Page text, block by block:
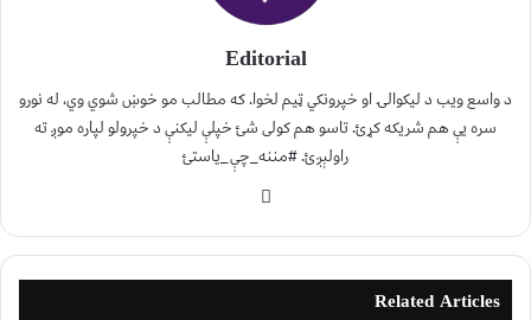
Editorial
د واسع ویب د لیکوالۍ او خپرونکي ټیم لخوا. که مطالب مو خوښ شوي وي، له نورو
سره یې هم شریکه کړئ. تاسو هم کولی شئ خپلې لیکنې د خپرولو لپاره موږ ته
راولېږئ. #مننه_چې_یاستئ
Related Articles